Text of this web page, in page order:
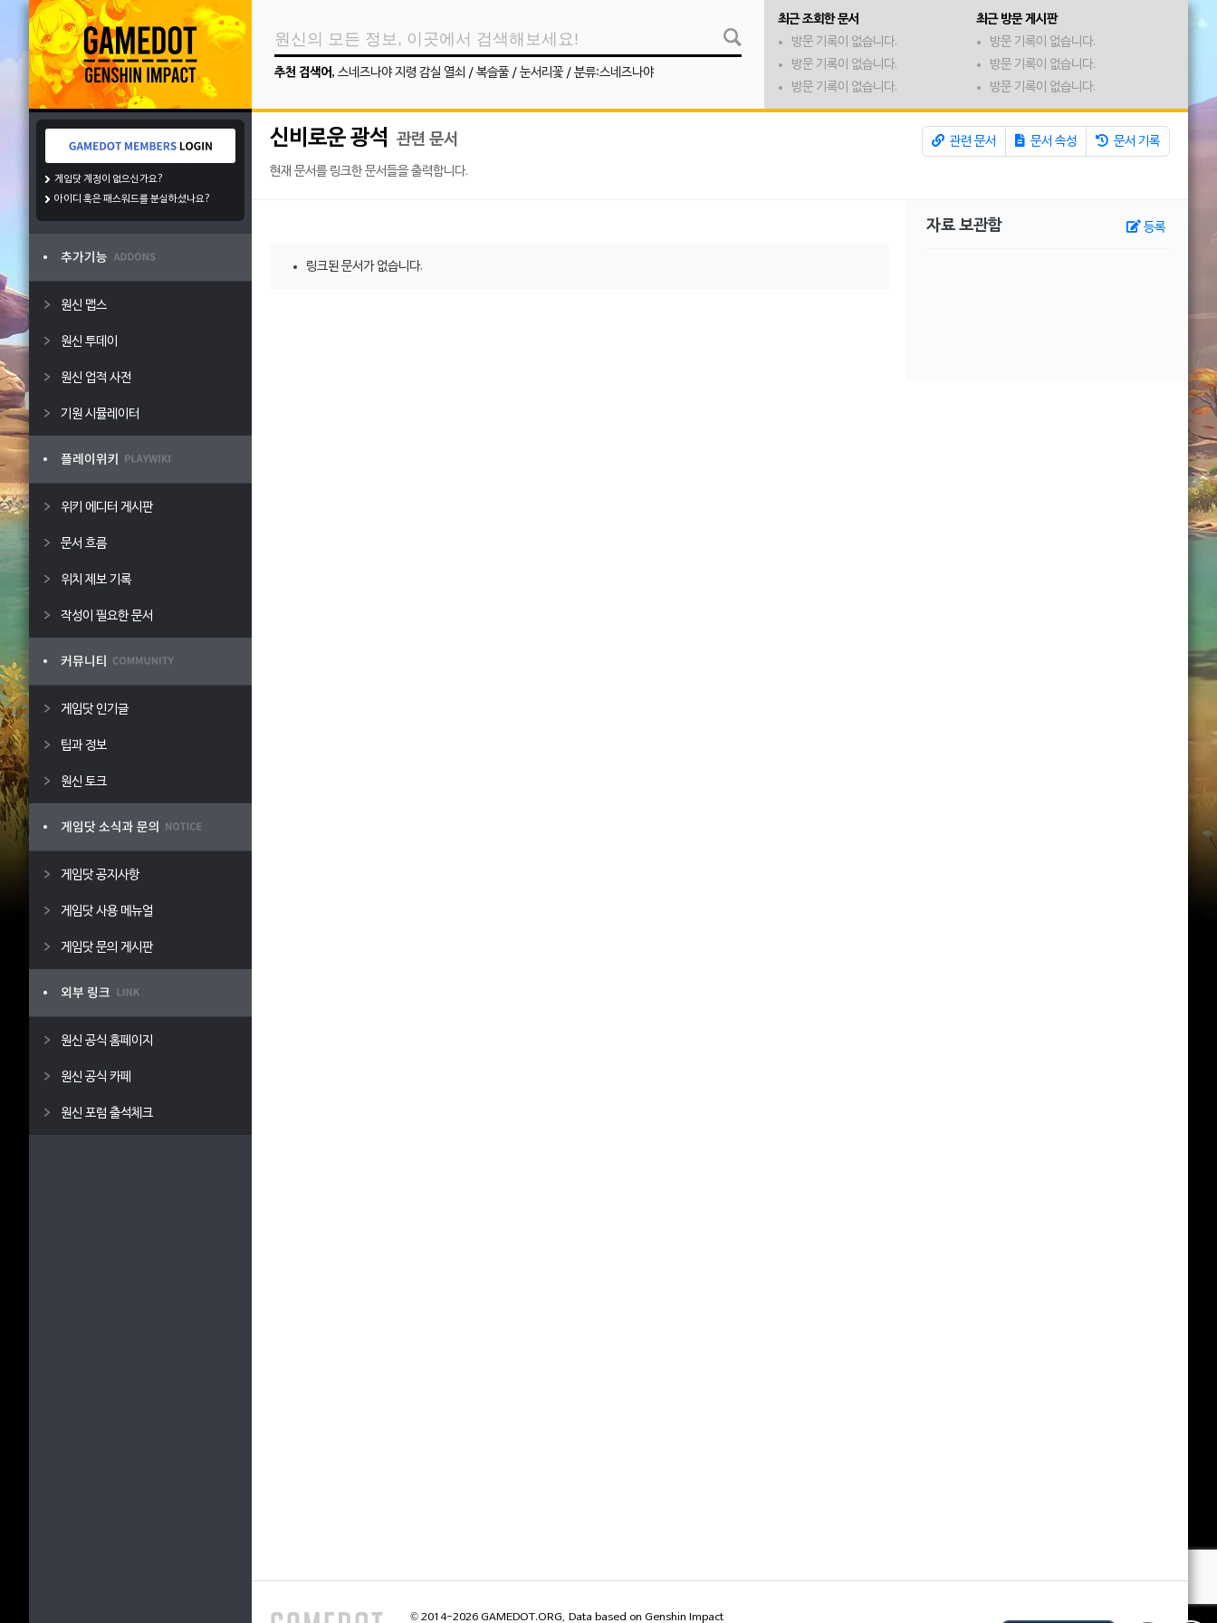
게임닷 계정이 없으신가요?
아이디 혹은 패스워드를 분실하셨나요?
원신 맵스
원신 투데이
원신 업적 사전
기원 시뮬레이터
위키 에디터 게시판
문서 흐름
위치 제보 기록
작성이 필요한 문서
게임닷 인기글
팁과 정보
원신 토크
게임닷 공지사항
게임닷 사용 메뉴얼
게임닷 문의 게시판
원신 공식 홈페이지
원신 공식 카페
원신 포럼 출석체크
추천 검색어 , 스네즈나야 지령 감실 열쇠 / 복슬풀/ 눈서리꽃/ 분류:스네즈나야
최근 조회한 문서
방문 기록이 없습니다.
방문 기록이 없습니다.
방문 기록이 없습니다.
최근 방문 게시판
방문 기록이 없습니다.
방문 기록이 없습니다.
방문 기록이 없습니다.
신비로운 광석 관련 문서
현재 문서를 링크한 문서들을 출력합니다.
관련 문서 문서 속성 문서 기록
링크된 문서가 없습니다.
자료 보관함 등록
© 2014-2026 GAMEDOT.ORG, Data based on Genshin Impact